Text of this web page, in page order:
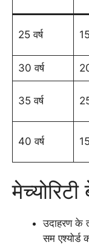
25 वर्ष
30 वर्ष
35 वर्ष
40 वर्ष
उदाहरण के
सम एश्योर्ड